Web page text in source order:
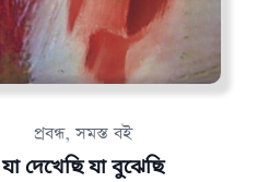
প্রবন্ধ,সমস্ত বই
যা দেখেছি যা বুঝেছি